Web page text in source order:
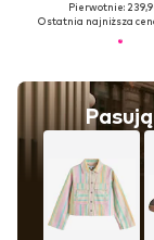
Pierwotnie:
Ostatnia najniższa